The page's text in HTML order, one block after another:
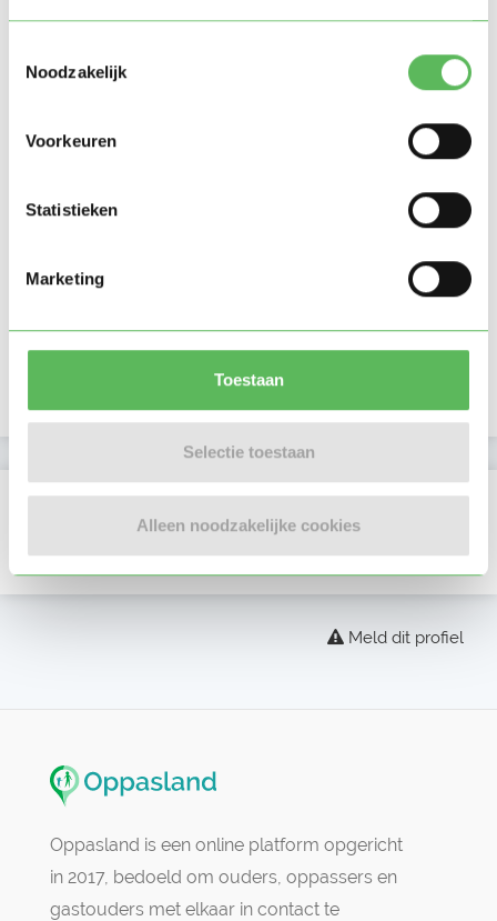
Noodzakelijk
Voorkeuren
Statistieken
Marketing
Toestaan
Selectie toestaan
Alleen noodzakelijke cookies
Beoordelingen
Er zijn nog geen beoordelingen
Meld dit profiel
Oppasland is een online platform opgericht
in 2017, bedoeld om ouders, oppassers en
gastouders met elkaar in contact te